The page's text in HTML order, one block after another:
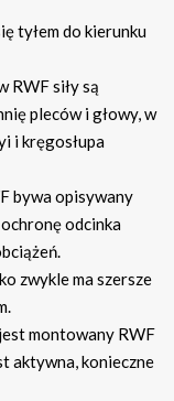
tyłem do kierunku
RWF siły są
pleców i głowy, w
i kręgosłupa
bywa opisywany
odcinka
zwykle ma szersze
montowany RWF
aktywna, konieczne